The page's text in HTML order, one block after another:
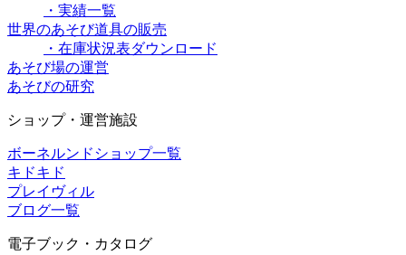
・実績一覧
世界のあそび道具の販売
・在庫状況表ダウンロード
あそび場の運営
あそびの研究
ショップ・運営施設
ボーネルンドショップ一覧
キドキド
プレイヴィル
ブログ一覧
電子ブック・カタログ